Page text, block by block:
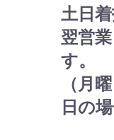
土日
翌営
す。
（月
日の